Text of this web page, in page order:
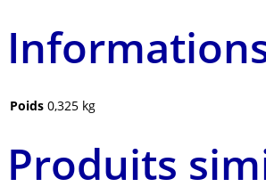
Poids 0,325 kg
Produits